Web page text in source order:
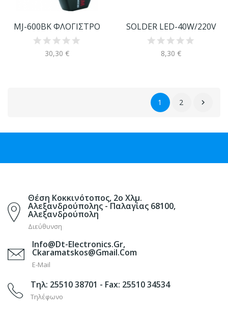
MJ-600BK ΦΛΟΓΙΣΤΡΟ
30,30 €
SOLDER LED-40W/220V
8,30 €
1 2 
Θέση Κοκκινότοπος, 2ο Χλμ.
Αλεξανδρούπολης - Παλαγίας 68100,
Αλεξανδρούπολη
Διεύθυνση
Info@dt-Electronics.gr,
Ckaramatskos@gmail.com
E-Mail
Τηλ: 25510 38701 - Fax: 25510 34534
Τηλέφωνο